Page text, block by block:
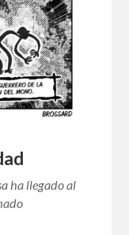
ha llegado al